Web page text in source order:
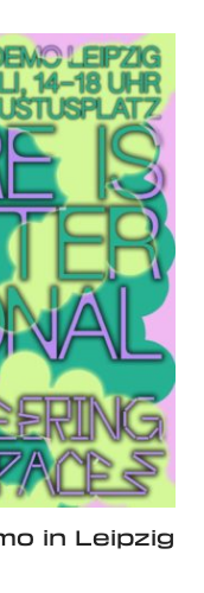
in Leipzig